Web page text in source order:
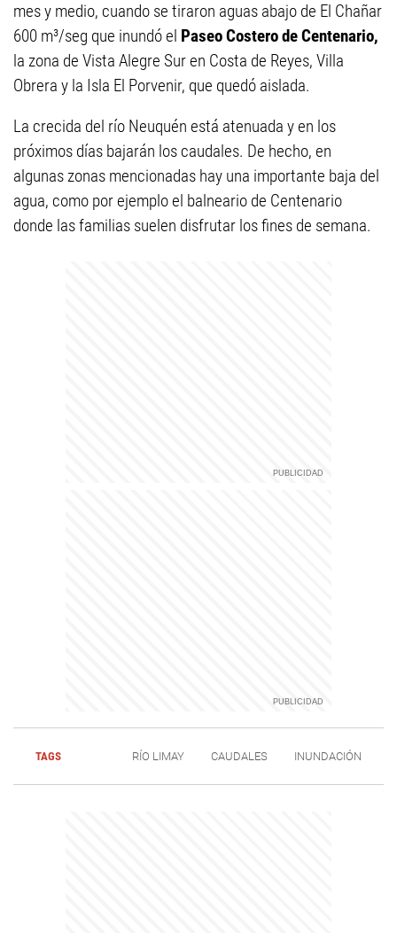
mes y medio, cuando se tiraron aguas abajo de El Chañar
600 m³/seg que inundó el Paseo Costero de Centenario,
la zona de Vista Alegre Sur en Costa de Reyes, Villa
Obrera y la Isla El Porvenir, que quedó aislada.
La crecida del río Neuquén está atenuada y en los
próximos días bajarán los caudales. De hecho, en
algunas zonas mencionadas hay una importante baja del
agua, como por ejemplo el balneario de Centenario
donde las familias suelen disfrutar los fines de semana.
TAGS RÍO LIMAY CAUDALES INUNDACIÓN